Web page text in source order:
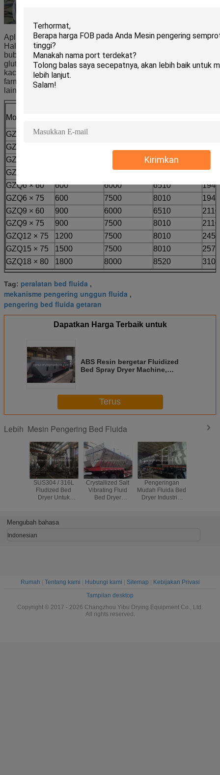
Kirimkan
Aplikasi:
Hal ini berlaku untuk pengeringan, pendinginan bahan
bubuk atau granul, seperti asam sitrat, monosodium
glutamat, boraks, sulfon amonium, pupuk majemuk, lobak,
kacang, lees, benih, tempat tinggal dan gula, dalam kimia,
farmasi, Bahan makanan, biji-bijian, tambang dan industri
lainnya.
Model
GZQ A1 (mm)
GZQ3 × 30
GZQ3 × 45
5005
GZQ6 × 45
4500 5005
1940
GZQ6 × 60
600 6000 6510
1940
GZQ6 × 75
600 7500 8010
1940
GZQ9 × 60
900 6000 6510
2110
GZQ9 × 75
900 7500 8010
2110
GZQ12 × 75
1200 7500 8010
2450
GZQ15 × 75
1500 7500 8010
2570
GZQ18 × 80
1800 8000 8520 3100
Tag: peralatan bed fluida ,
mekanisme pengering unggun fluida ,
pengering bed fluida getaran
Dapatkan Harga Terbaik untuk
ABS Resin bergetar Fluidized
Bed Spray Dryer Machine,
Terus
Lebih Mesin Pengering Bed Fluida
SUS304 / 316L
Fludized Bed
Dryer Untuk
Otomatis
Crystallized Salt
Vibrating Fluid
Bed Dryer
Pengeringan
Mudah Fluida Bed
Dryer Industrial
Mengubah bahasa
Indonesian
Rumah Tentang kami Hubungi kami Sitemap
Kebijakan Privasi
Tampilan desktop
Copyright © 2017 - 2026 Changzhou Yibu Drying Equipment Co., Ltd.
All rights reserved.